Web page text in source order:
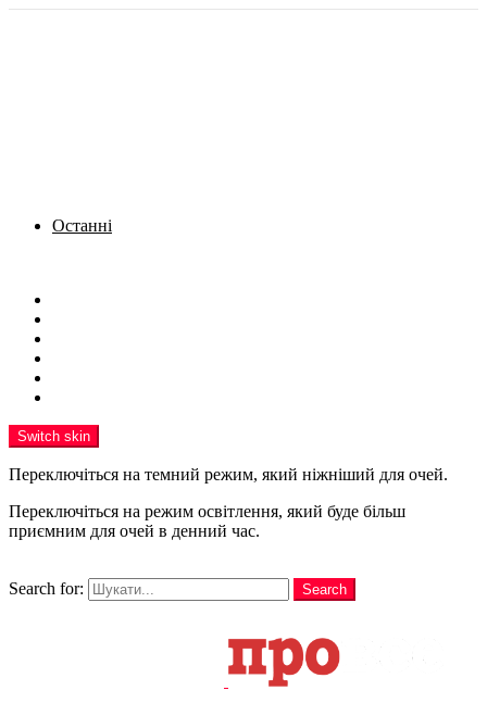
Останні
Switch skin
Переключіться на темний режим, який ніжніший для очей.
Переключіться на режим освітлення, який буде більш
приємним для очей в денний час.
Search for:
Search